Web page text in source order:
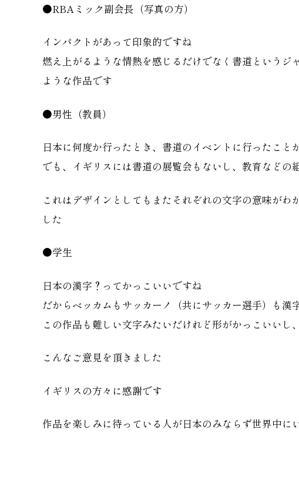
●RBAミック副会長（写真の方）
インパクトがあって印象的ですね
燃え上がるような情熱を感じるだけでなく書道という
ような作品です
●男性（教員）
日本に何度か行ったとき、書道のイベントに行ったこと
でも、イギリスには書道の展覧会もないし、教育などの
これはデザインとしてもまたそれぞれの文字の意味が
した
●学生
日本の漢字？ってかっこいいですね
だからベッカムもサッカーノ（共にサッカー選手）も漢
この作品も難しい文字みたいだけれど形がかっこいい
こんなご意見を頂きました
イギリスの方々に感謝です
作品を楽しみに待っている人が日本のみならず世界中